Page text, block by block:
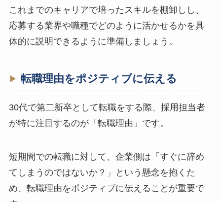
これまでのキャリアで培ったスキルを棚卸しし、
応募する業界や職種でどのように活かせるかを具
体的に説明できるように準備しましょう。
転職理由をポジティブに伝える
30代で第二新卒として転職をする際、採用担当者
が特に注目するのが「転職理由」です。
短期間での転職に対して、企業側は「すぐに辞め
てしまうのではないか？」という懸念を抱くた
め、転職理由をポジティブに伝えることが重要で